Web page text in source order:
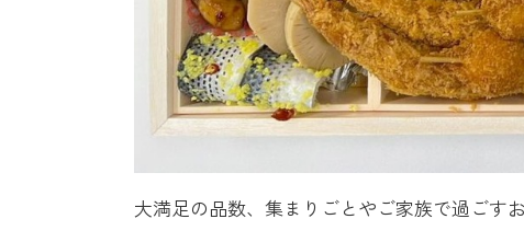
大満足の品数、集まりごとやご家族で過ごす